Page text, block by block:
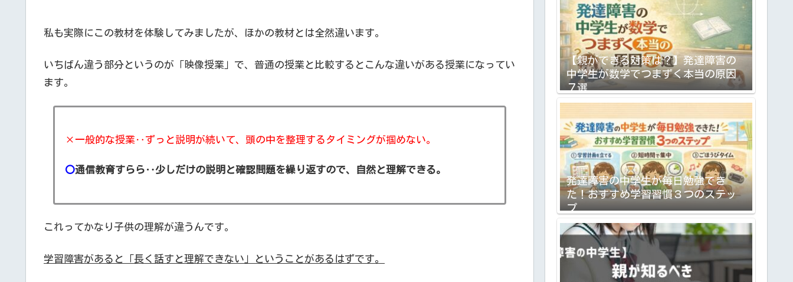
私も実際にこの教材を体験してみましたが、ほかの教材とは全然違います。
いちばん違う部分というのが「映像授業」で、普通の授業と比較するとこんな違いがある授業になってい
ます。
×一般的な授業‥ずっと説明が続いて、頭の中を整理するタイミングが掴めない。
〇通信教育すらら‥少しだけの説明と確認問題を繰り返すので、自然と理解できる。
これってかなり子供の理解が違うんです。
学習障害があると「長く話すと理解できない」ということがあるはずです。
【親ができる対策は？】発達障害の
中学生が数学でつまずく本当の原因
７選
発達障害の中学生が毎日勉強でき
た！おすすめ学習習慣３つのステッ
プ